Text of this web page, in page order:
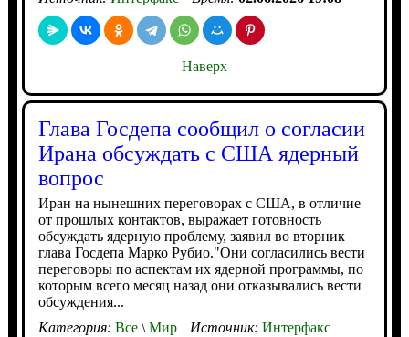
Наверх
Глава Госдепа сообщил о согласии
Ирана обсуждать с США ядерный
вопрос
Иран на нынешних переговорах с США, в отличие
от прошлых контактов, выражает готовность
обсуждать ядерную проблему, заявил во вторник
глава Госдепа Марко Рубио."Они согласились вести
переговоры по аспектам их ядерной программы, по
которым всего месяц назад они отказывались вести
обсуждения...
Категория: Все\Мир Источник: Интерфакс